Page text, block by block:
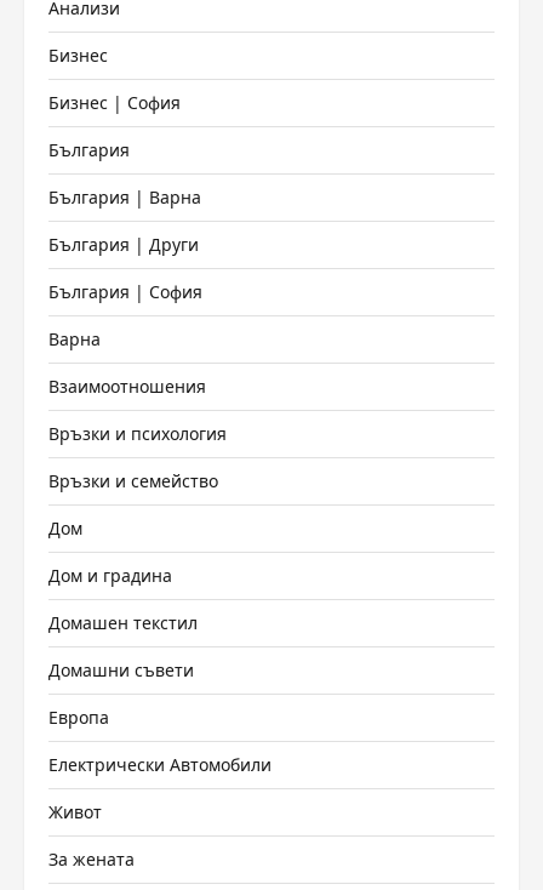
Анализи
Бизнес
Бизнес | София
България
България | Варна
България | Други
България | София
Варна
Взаимоотношения
Връзки и психология
Връзки и семейство
Дом
Дом и градина
Домашен текстил
Домашни съвети
Европа
Електрически Автомобили
Живот
За жената